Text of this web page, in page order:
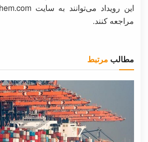
مراجعه کنند.
مطالب مرتبط